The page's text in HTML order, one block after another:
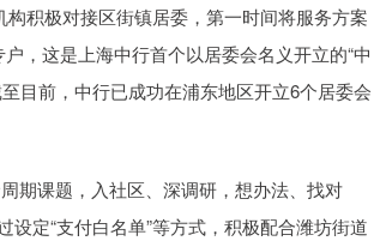
积极对接区街镇居委，第一时间将服务方案
，这是上海中行首个以居委会名义开立的“中
目前，中行已成功在浦东地区开立6个居委会
期课题，入社区、深调研，想办法、找对
定“支付白名单”等方式，积极配合潍坊街道